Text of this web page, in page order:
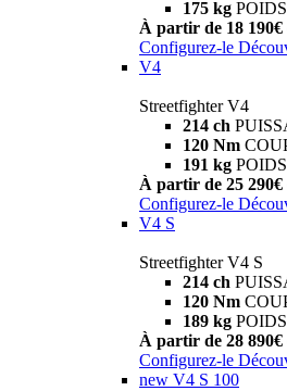
175 kg
À partir de 18 190€
Configurez-le
V4
Streetfighter V4
214 ch
120 Nm
191 kg
À partir de 25 290€
Configurez-le
V4 S
Streetfighter V4 S
214 ch
120 Nm
189 kg
À partir de 28 890€
Configurez-le
new V4 S 100